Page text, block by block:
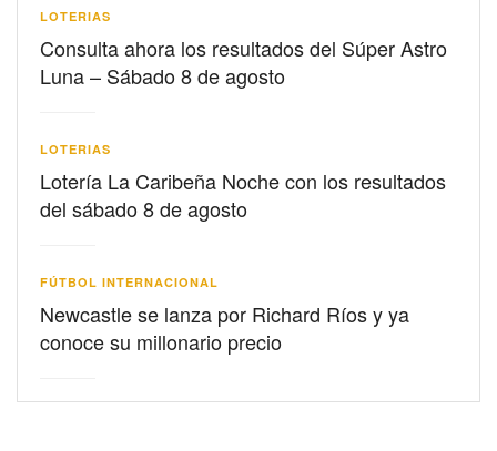
LOTERIAS
Consulta ahora los resultados del Súper Astro
Luna – Sábado 8 de agosto
LOTERIAS
Lotería La Caribeña Noche con los resultados
del sábado 8 de agosto
FÚTBOL INTERNACIONAL
Newcastle se lanza por Richard Ríos y ya
conoce su millonario precio